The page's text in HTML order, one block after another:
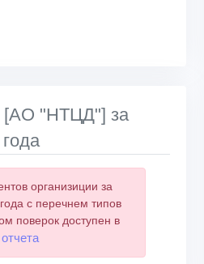
[АО "НТЦД"] за
организиции за
с перечнем типов
поверок доступен в